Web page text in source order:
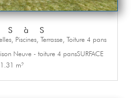
S à S
, Piscines, Terrasse, Toiture 4 pans
Neuve - toiture 4 pansSURFACE
m²